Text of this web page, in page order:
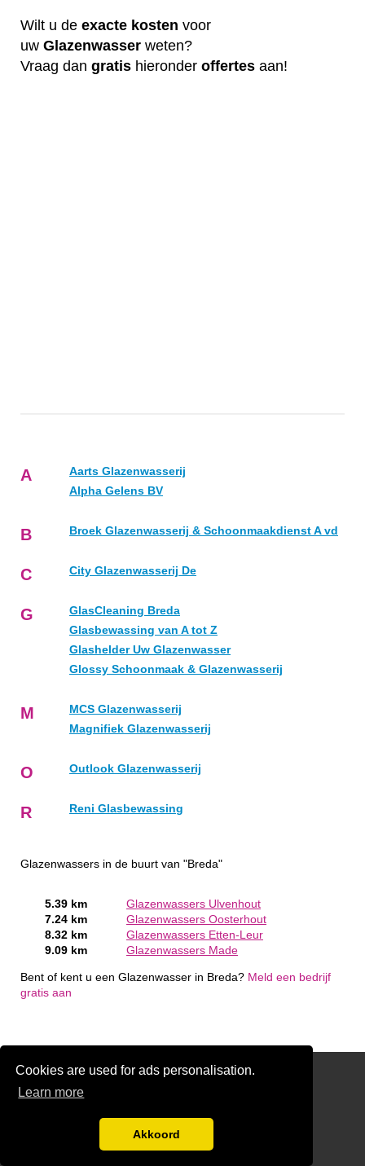
Cookies are used for ads personalisation.
Learn more
Akkoord
Wilt u de exacte kosten voor
uw Glazenwasser weten?
Vraag dan gratis hieronder offertes aan!
A
Aarts Glazenwasserij
Alpha Gelens BV
B Broek Glazenwasserij & Schoonmaakdienst A vd
C City Glazenwasserij De
G
GlasCleaning Breda
Glasbewassing van A tot Z
Glashelder Uw Glazenwasser
Glossy Schoonmaak & Glazenwasserij
M
MCS Glazenwasserij
Magnifiek Glazenwasserij
O Outlook Glazenwasserij
R Reni Glasbewassing
Glazenwassers in de buurt van "Breda"
5.39 km
Glazenwassers Ulvenhout
7.24 km
Glazenwassers Oosterhout
8.32 km
Glazenwassers Etten-Leur
9.09 km
Glazenwassers Made
Bent of kent u een Glazenwasser in Breda? Meld een bedrijf
gratis aan
SchildersRegister.nl
Gratis Glazenwasser Offertes Vergelijken